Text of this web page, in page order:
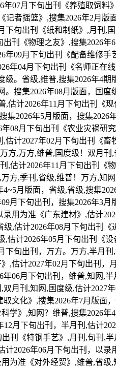
07月下旬出刊《养殖取饲料
者摇篮》,搜集2026年2月版
旬出刊《纸和制纸》,月刊,
刊《物理之友》,搜集2026年
年09月下旬出刊《配备维修
年04月下旬出刊《名师正在
。省级,维普,搜集2026年4期
搜集2026年08月版面，国度
估计2026年11月下旬出刊《
2026年5月版面，搜集2026
08月下旬出刊《农业灾祸研
计2027年02月下旬出刊《
方,万方,维普,国度级！双月刊
,估计2026年11月下旬出刊《
方,季刊,省级,维普！万方,知
月版面，省级,省级,搜集
月下旬出刊，搜集2026年3月
用为准《广东建材》,估计
,估计2026年08月下旬出刊《
估计2026年05月下旬出刊《
下旬出刊，万方。万方,半月
,估计2027年02月下旬出刊，
06月下旬出刊，维普,知网,
月刊,知网,国度级,估计2027
文化》,搜集2026年7月版面
学》,知网？维普,搜集2026年
月下旬出刊，半月刊,估计
刊《特钢手艺》,月刊,旬刊,
2026年06月下旬出刊，以
为准《对外经贸》,维普,省级